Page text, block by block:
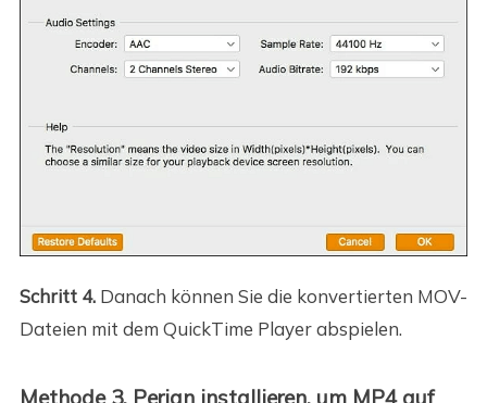
Schritt 4.Danach können Sie die konvertierten MOV-
Dateien mit dem QuickTime Player abspielen.
Methode 3. Perian installieren, um MP4 auf